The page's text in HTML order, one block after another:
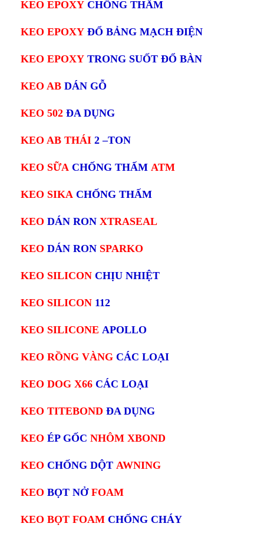
KEO EPOXY CHỐNG THẤM
KEO EPOXY ĐỔ BẢNG MẠCH ĐIỆN
KEO EPOXY TRONG SUỐT ĐỔ BÀN
KEO AB DÁN GỖ
KEO 502 ĐA DỤNG
KEO AB THÁI 2 –TON
KEO SỮA CHỐNG THẤM ATM
KEO SIKA CHỐNG THẤM
KEO DÁN RON XTRASEAL
KEO DÁN RON SPARKO
KEO SILICON CHỊU NHIỆT
KEO SILICON 112
KEO SILICONE APOLLO
KEO RỒNG VÀNG CÁC LOẠI
KEO DOG X66 CÁC LOẠI
KEO TITEBOND ĐA DỤNG
KEO ÉP GỐC NHÔM XBOND
KEO CHỐNG DỘT AWNING
KEO BỌT NỞ FOAM
KEO BỌT FOAM CHỐNG CHÁY